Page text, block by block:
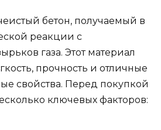
бетон, получаемый в
реакции с
газа. Этот материал
прочность и отличные
свойства. Перед покупкой
ключевых факторов: